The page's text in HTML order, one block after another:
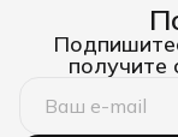
получите